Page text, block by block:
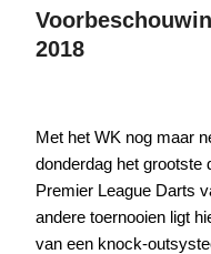
2018
Met het WK nog maar
donderdag het grootste
Premier League Darts
andere toernooien ligt
van een knock-